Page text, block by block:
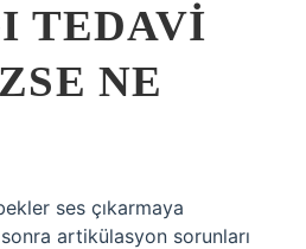
TEDAVI
NE
ses çıkarmaya
artikülasyon sorunları